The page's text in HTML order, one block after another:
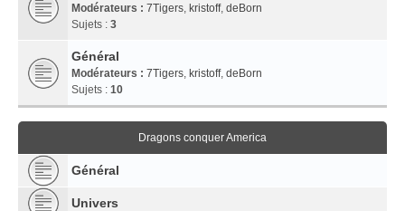
Modérateurs : 7Tigers, kristoff, deBorn
Sujets : 3
Général
Modérateurs : 7Tigers, kristoff, deBorn
Sujets : 10
Dragons conquer America
Général
Univers